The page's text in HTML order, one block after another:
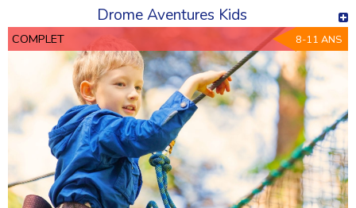
Drome Aventures Kids
COMPLET 8-11 ANS